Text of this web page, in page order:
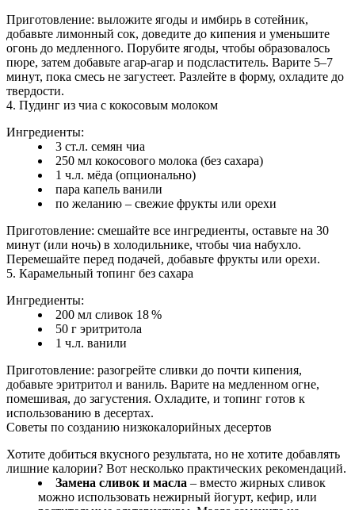
Приготовление: выложите ягоды и имбирь в сотейник,
добавьте лимонный сок, доведите до кипения и уменьшите
огонь до медленного. Порубите ягоды, чтобы образовалось
пюре, затем добавьте агар-агар и подсластитель. Варите 5–7
минут, пока смесь не загустеет. Разлейте в форму, охладите до
твердости.
4. Пудинг из чиа с кокосовым молоком
Ингредиенты:
3 ст.л. семян чиа
250 мл кокосового молока (без сахара)
1 ч.л. мёда (опционально)
пара капель ванили
по желанию – свежие фрукты или орехи
Приготовление: смешайте все ингредиенты, оставьте на 30
минут (или ночь) в холодильнике, чтобы чиа набухло.
Перемешайте перед подачей, добавьте фрукты или орехи.
5. Карамельный топинг без сахара
Ингредиенты:
200 мл сливок 18 %
50 г эритритола
1 ч.л. ванили
Приготовление: разогрейте сливки до почти кипения,
добавьте эритритол и ваниль. Варите на медленном огне,
помешивая, до загустения. Охладите, и топинг готов к
использованию в десертах.
Советы по созданию низкокалорийных десертов
Хотите добиться вкусного результата, но не хотите добавлять
лишние калории? Вот несколько практических рекомендаций.
Замена сливок и масла – вместо жирных сливок
можно использовать нежирный йогурт, кефир, или